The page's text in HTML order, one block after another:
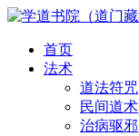
首页
法术
道法符咒
民间道术
治病驱邪